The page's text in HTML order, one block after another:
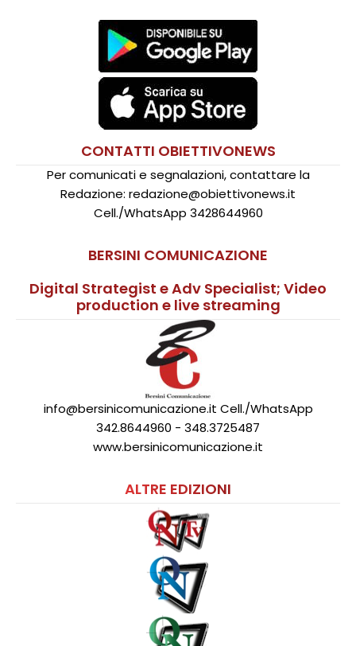
CONTATTI OBIETTIVONEWS
Per comunicati e segnalazioni, contattare la
Redazione: redazione@obiettivonews.it
Cell./WhatsApp 3428644960
BERSINI COMUNICAZIONE
Digital Strategist e Adv Specialist; Video
production e live streaming
info@bersinicomunicazione.it Cell./WhatsApp
342.8644960 - 348.3725487
www.bersinicomunicazione.it
ALTRE EDIZIONI